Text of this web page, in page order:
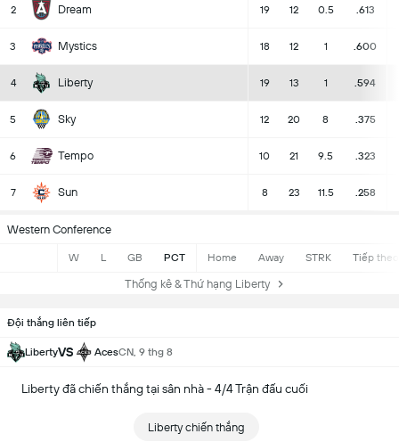
2 Dream 19 12 0.5 .613
3 Mystics 18 12 1 .600
4 Liberty 19 13 1 .594
5 Sky 12 20 8 .375
6 Tempo 10 21 9.5 .323
7 Sun 8 23 11.5 .258
Western Conference
W L GB PCT Home Away STRK Tiếp theo
Thống kê & Thứ hạng Liberty
Đội thắng liên tiếp
LibertyVS AcesCN, 9 thg 8
Liberty đã chiến thắng tại sân nhà - 4/4 Trận đấu cuối
Liberty chiến thắng